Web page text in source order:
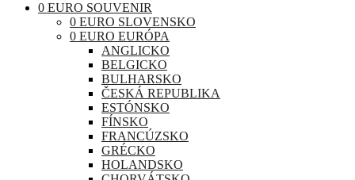
0 EURO SOUVENIR
0 EURO SLOVENSKO
0 EURO EURÓPA
ANGLICKO
BELGICKO
BULHARSKO
ČESKÁ REPUBLIKA
ESTÓNSKO
FÍNSKO
FRANCÚZSKO
GRÉCKO
HOLANDSKO